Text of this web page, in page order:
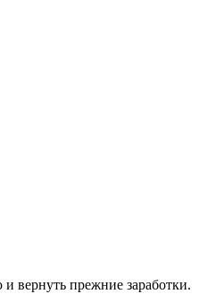
вернуть прежние заработки.